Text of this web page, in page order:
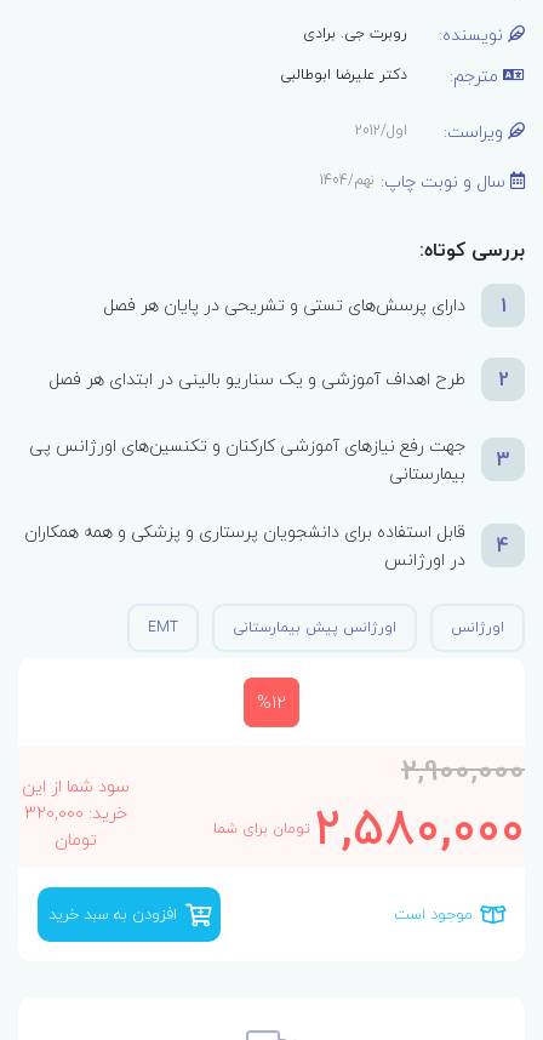
نویسنده: روبرت جی. برادی
مترجم: دکتر علیرضا ابوطالبی
ویراست: اول/2012
سال و نوبت چاپ: نهم/1404
بررسی کوتاه:
1
دارای پرسش‌های تستی و تشریحی در پایان هر فصل
2 طرح اهداف آموزشی و یک سناریو بالینی در ابتدای هر فصل
3
جهت رفع نیازهای آموزشی کارکنان و تکنسین‌های اورژانس پی
بیمارستانی
4
قابل استفاده برای دانشجویان پرستاری و پزشکی و همه همکاران
در اورژانس
اورژانس اورژانس پیش بیمارستانی EMT
%12
2,900,000
2,580,000 تومان برای شما
سود شما از این
خرید: 320,000
تومان
موجود است افزودن به سبد خرید